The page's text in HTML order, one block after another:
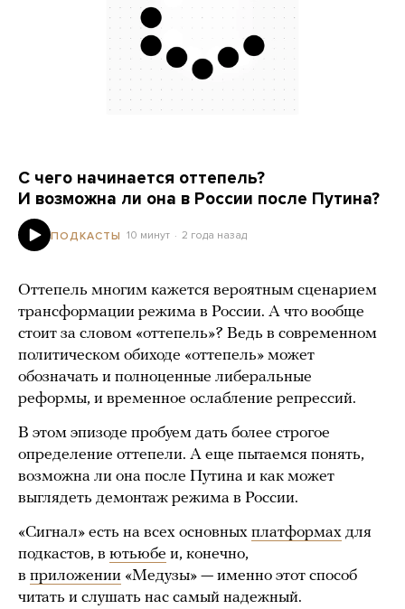
С чего начинается оттепель?
И возможна ли она в России после Путина?
ПОДКАСТЫ 10 минут 2 года назад
Оттепель многим кажется вероятным сценарием
трансформации режима в России. А что вообще
стоит за словом «оттепель»? Ведь в современном
политическом обиходе «оттепель» может
обозначать и полноценные либеральные
реформы, и временное ослабление репрессий.
В этом эпизоде пробуем дать более строгое
определение оттепели. А еще пытаемся понять,
возможна ли она после Путина и как может
выглядеть демонтаж режима в России.
«Сигнал» есть на всех основных платформах для
подкастов, в ютьюбе и, конечно,
в приложении «Медузы» — именно этот способ
читать и слушать нас самый надежный.